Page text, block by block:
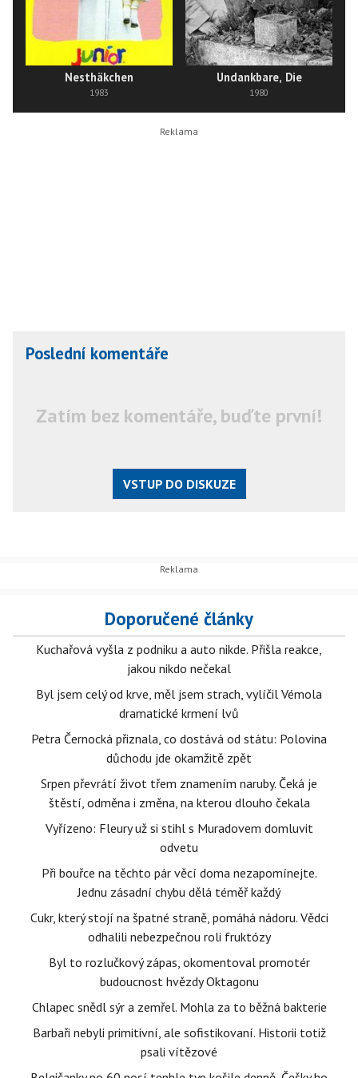
Nesthäkchen
1983
Undankbare, Die
1980
Poslední komentáře
Zatím bez komentáře, buďte první!
VSTUP DO DISKUZE
Doporučené články
Kuchařová vyšla z podniku a auto nikde. Přišla reakce,
jakou nikdo nečekal
Byl jsem celý od krve, měl jsem strach, vylíčil Vémola
dramatické krmení lvů
Petra Černocká přiznala, co dostává od státu: Polovina
důchodu jde okamžitě zpět
Srpen převrátí život třem znamením naruby. Čeká je
štěstí, odměna i změna, na kterou dlouho čekala
Vyřízeno: Fleury už si stihl s Muradovem domluvit
odvetu
Při bouřce na těchto pár věcí doma nezapomínejte.
Jednu zásadní chybu dělá téměř každý
Cukr, který stojí na špatné straně, pomáhá nádoru. Vědci
odhalili nebezpečnou roli fruktózy
Byl to rozlučkový zápas, okomentoval promotér
budoucnost hvězdy Oktagonu
Chlapec snědl sýr a zemřel. Mohla za to běžná bakterie
Barbaři nebyli primitivní, ale sofistikovaní. Historii totiž
psali vítězové